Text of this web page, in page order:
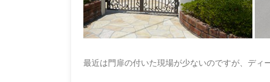
最近は門扉の付いた現場が少ないのですが、ディ